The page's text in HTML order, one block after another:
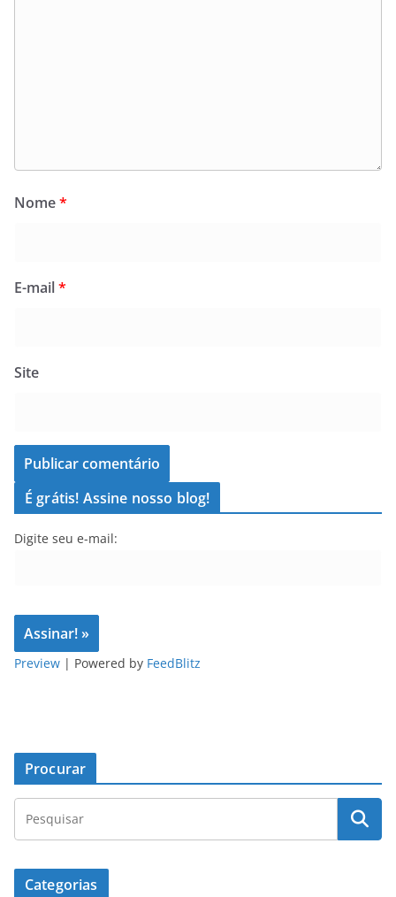
Nome*
E-mail*
Site
É grátis! Assine nosso blog!
Digite seu e-mail:
Preview | Powered by FeedBlitz
Procurar
Categorias